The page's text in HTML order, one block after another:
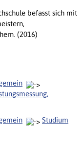
befasst sich mit
(2016)
Studium